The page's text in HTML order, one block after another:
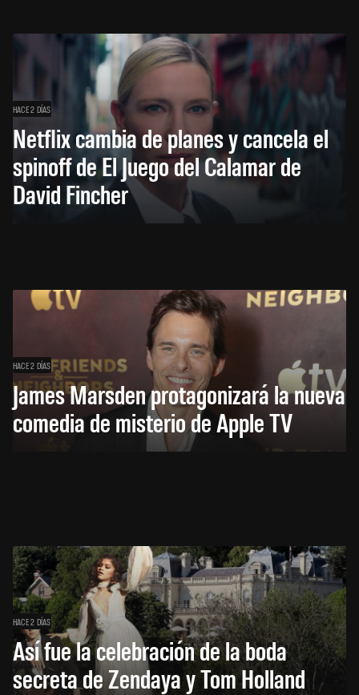
HACE 2 DÍAS
Netflix cambia de planes y cancela el
spinoff de El Juego del Calamar de
David Fincher
HACE 2 DÍAS
James Marsden protagonizará la nueva
comedia de misterio de Apple TV
HACE 2 DÍAS
Así fue la celebración de la boda
secreta de Zendaya y Tom Holland